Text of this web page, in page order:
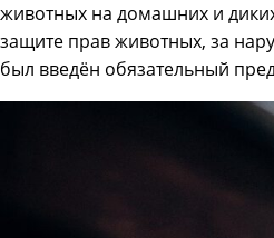
животных на домашних и
защите прав животных, за
был введён обязательный